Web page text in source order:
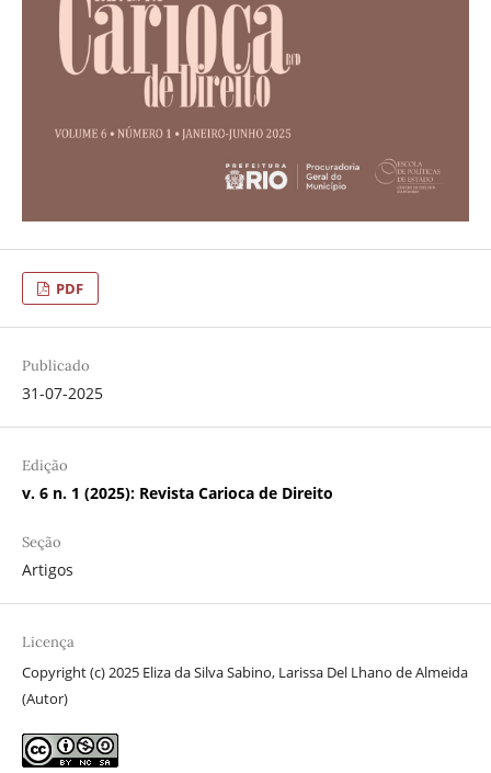
PDF
Publicado
31-07-2025
Edição
v. 6 n. 1 (2025): Revista Carioca de Direito
Seção
Artigos
Licença
Copyright (c) 2025 Eliza da Silva Sabino, Larissa Del Lhano de Almeida
(Autor)